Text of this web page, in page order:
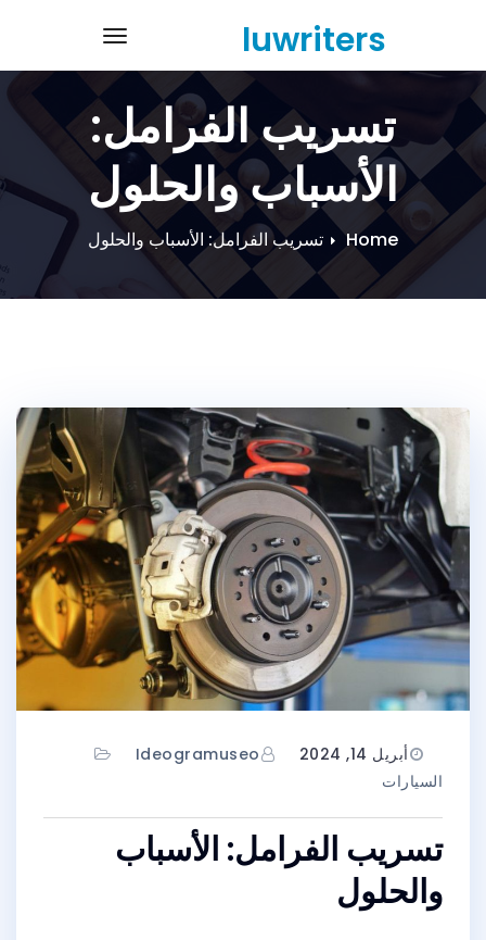
content
luwriters
تسريب الفرامل:
الأسباب والحلول
Home تسريب الفرامل: الأسباب والحلول
أبريل 14, 2024
Ideogramuseo
السيارات
تسريب الفرامل: الأسباب
والحلول